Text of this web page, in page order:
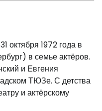
октября 1972 года в
в семье актёров.
и Евгения
ТЮЗе. С детства
и актёрскому